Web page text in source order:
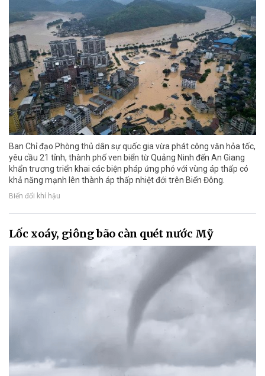
Ban Chỉ đạo Phòng thủ dân sự quốc gia vừa phát công văn hỏa tốc,
yêu cầu 21 tỉnh, thành phố ven biển từ Quảng Ninh đến An Giang
khẩn trương triển khai các biện pháp ứng phó với vùng áp thấp có
khả năng mạnh lên thành áp thấp nhiệt đới trên Biển Đông.
Biến đổi khí hậu
Lốc xoáy, giông bão càn quét nước Mỹ